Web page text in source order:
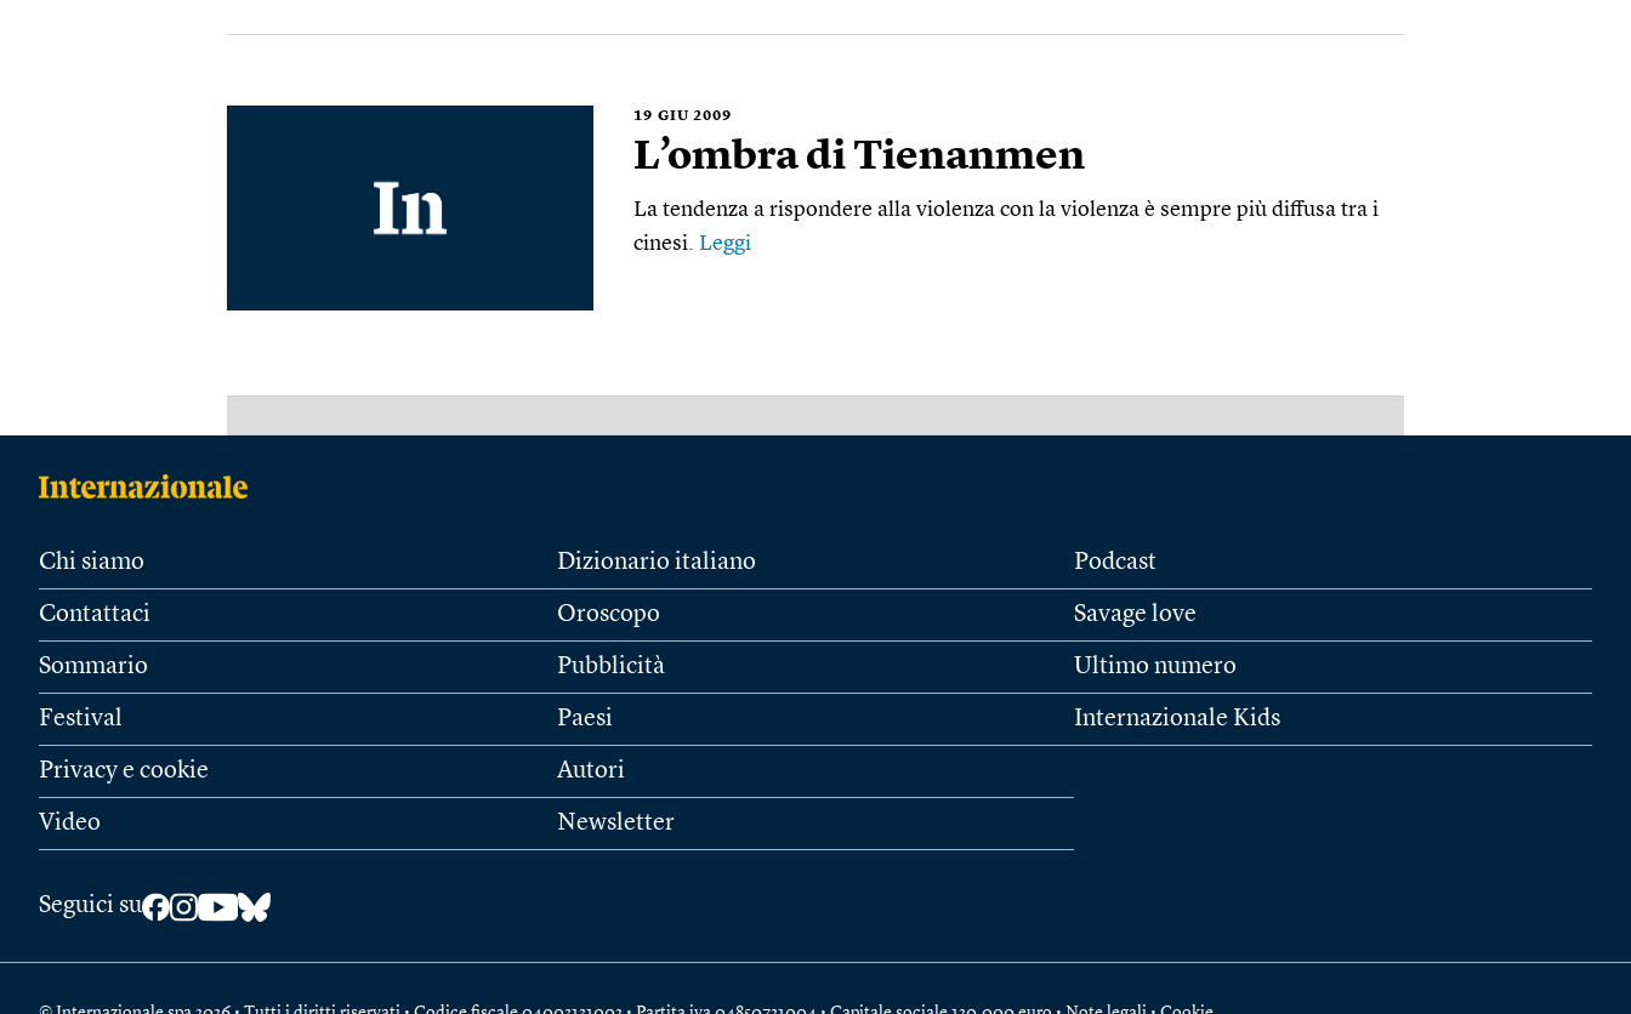
19 GIU 2009
L’ombra di Tienanmen
La tendenza a rispondere alla violenza con la violenza è sempre più diffusa tra i
cinesi. Leggi
Chi siamo
Contattaci
Sommario
Festival
Privacy e cookie
Video
Dizionario italiano
Oroscopo
Pubblicità
Paesi
Autori
Newsletter
Podcast
Savage love
Ultimo numero
Internazionale Kids
Seguici su